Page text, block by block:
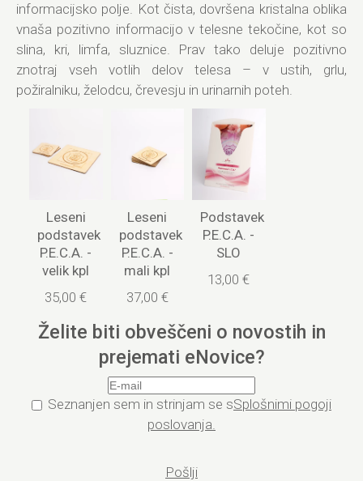
informacijsko polje. Kot čista, dovršena kristalna oblika
vnaša pozitivno informacijo v telesne tekočine, kot so
slina, kri, limfa, sluznice. Prav tako deluje pozitivno
znotraj vseh votlih delov telesa – v ustih, grlu,
požiralniku, želodcu, črevesju in urinarnih poteh.
Leseni
podstavek
P.E.C.A. -
velik kpl
35,00 €
Leseni
podstavek
P.E.C.A. -
mali kpl
37,00 €
Podstavek
P.E.C.A. -
SLO
13,00 €
Želite biti obveščeni o novostih in
prejemati eNovice?
Seznanjen sem in strinjam se sSplošnimi pogoji
poslovanja.
Pošlji